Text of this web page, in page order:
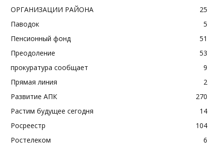
ОРГАНИЗАЦИИ РАЙОНА
25
Паводок
5
Пенсионный фонд
51
Преодоление
53
прокуратура сообщает
9
Прямая линия
2
Развитие АПК
270
Растим будущее сегодня
14
Росреестр
104
Ростелеком
6